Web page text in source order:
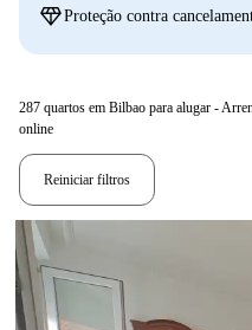
diamondProteção contra
287 quartos em Bilbao para alugar -
online
Reiniciar filtros